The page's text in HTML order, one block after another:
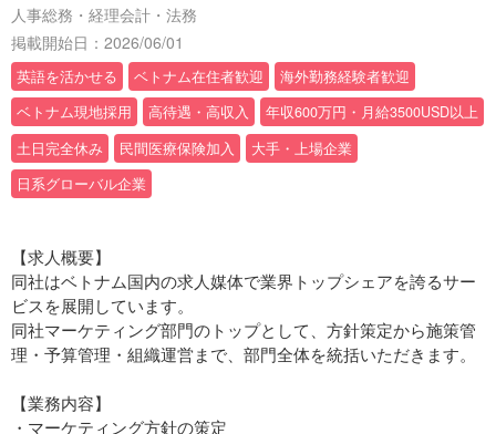
人事総務・経理会計・法務
掲載開始日：2026/06/01
英語を活かせる ベトナム在住者歓迎
海外勤務経験者歓迎
ベトナム現地採用
高待遇・高収入
年収600万円・月給3500USD以上
土日完全休み
民間医療保険加入
大手・上場企業
日系グローバル企業
【求人概要】
同社はベトナム国内の求人媒体で業界トップシェアを誇るサー
ビスを展開しています。
同社マーケティング部門のトップとして、方針策定から施策管
理・予算管理・組織運営まで、部門全体を統括いただきます。
【業務内容】
・マーケティング方針の策定